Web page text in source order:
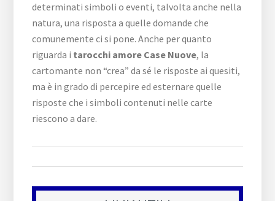
determinati simboli o eventi, talvolta anche nella
natura, una risposta a quelle domande che
comunemente ci si pone. Anche per quanto
riguarda i tarocchi amore Case Nuove, la
cartomante non “crea” da sé le risposte ai quesiti,
ma è in grado di percepire ed esternare quelle
risposte che i simboli contenuti nelle carte
riescono a dare.